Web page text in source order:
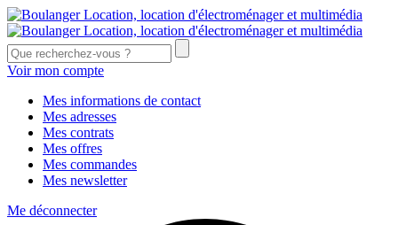
Voir mon compte
Mes informations de contact
Mes adresses
Mes contrats
Mes offres
Mes commandes
Mes newsletter
Me déconnecter